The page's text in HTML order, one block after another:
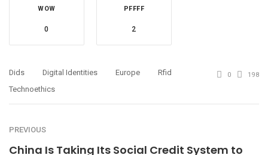
WOW
0
PFFFF
2
Dids Digital Identities Europe
Rfid
Technoethics
0 198
PREVIOUS
China Is Taking Its Social Credit System to